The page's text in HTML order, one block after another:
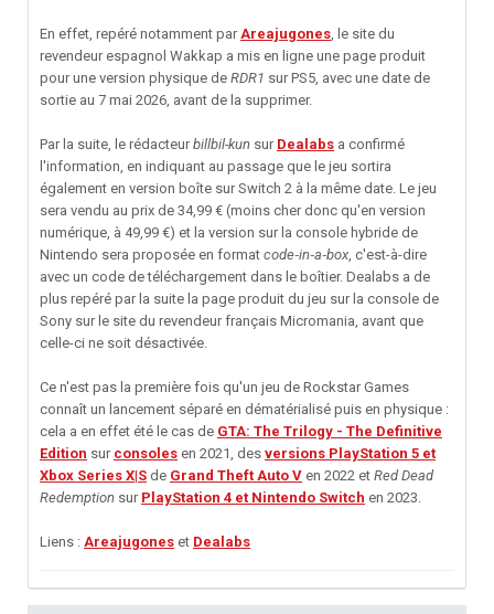
En effet, repéré notamment parAreajugones, le site du
revendeur espagnol Wakkap a mis en ligne une page produit
pour une version physique de RDR1 sur PS5, avec une date de
sortie au 7 mai 2026, avant de la supprimer.
Par la suite, le rédacteurbillbil-kun sur Dealabs a confirmé
l'information, en indiquant au passage que le jeu sortira
également en version boîte sur Switch 2 à la même date. Le jeu
sera vendu au prix de 34,99 € (moins cher donc qu'en version
numérique, à 49,99 €) et la version sur la console hybride de
Nintendo sera proposée en format code‑in‑a‑box, c'est-à-dire
avec un code de téléchargement dans le boîtier. Dealabs a de
plus repéré par la suite la page produit du jeu sur la console de
Sony sur le site du revendeur français Micromania, avant que
celle-ci ne soit désactivée.
Ce n'est pas la première fois qu'un jeu de Rockstar Games
connaît un lancement séparé en dématérialisé puis en physique :
cela a en effet été le cas de GTA: The Trilogy - The Definitive
Edition sur consoles en 2021, des versions PlayStation 5 et
Xbox Series X|S de Grand Theft Auto V en 2022 et Red Dead
Redemption sur PlayStation 4 et Nintendo Switch en 2023.
Liens : Areajugones et Dealabs